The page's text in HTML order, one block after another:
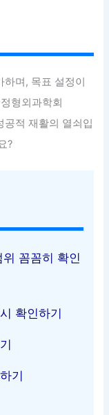
하며, 목표 설정이
형외과학회
공적 재활의 열쇠입
?
꼼꼼히 확인
확인하기
기